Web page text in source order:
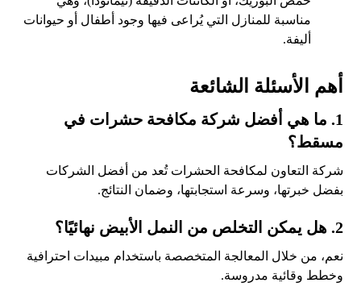
مناسبة للمنازل التي يُراعى فيها وجود أطفال أو حيوانات
أليفة.
أهم الأسئلة الشائعة
1. ما هي أفضل شركة مكافحة حشرات في
مسقط؟
شركة التعاون لمكافحة الحشرات تُعد من أفضل الشركات
بفضل خبرتها، وسرعة استجابتها، وضمان النتائج.
2. هل يمكن التخلص من النمل الأبيض نهائيًا؟
نعم، من خلال المعالجة المتخصصة باستخدام مبيدات احترافية
وخطط وقائية مدروسة.